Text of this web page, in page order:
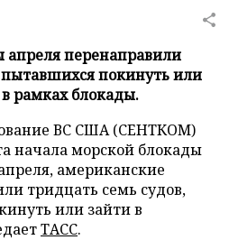
перенаправили
пытавшихся покинуть или
рамках блокады.
ВС США (СЕНТКОМ)
начала морской блокады
американские
тридцать семь судов,
или зайти в
ТАСС.